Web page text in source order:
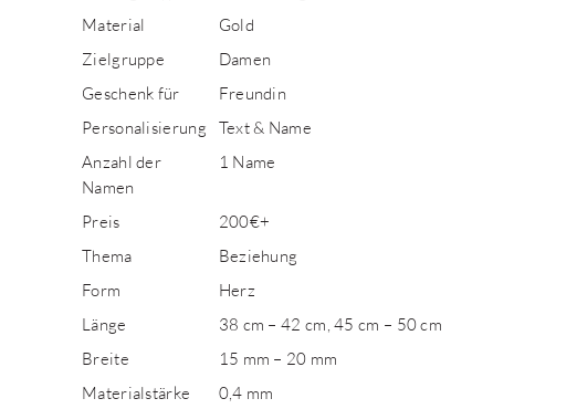
Material
Gold
Zielgruppe
Damen
Geschenk für
Freundin
Personalisierung
Text & Name
Anzahl der
Namen
1 Name
Preis
200€+
Thema
Beziehung
Form
Herz
Länge
38 cm – 42 cm, 45 cm – 50 cm
Breite
15 mm – 20 mm
Materialstärke
0,4 mm